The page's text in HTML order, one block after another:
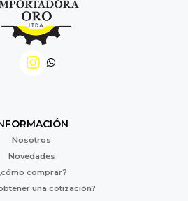
Nosotros
Novedades
comprar?
una cotización?